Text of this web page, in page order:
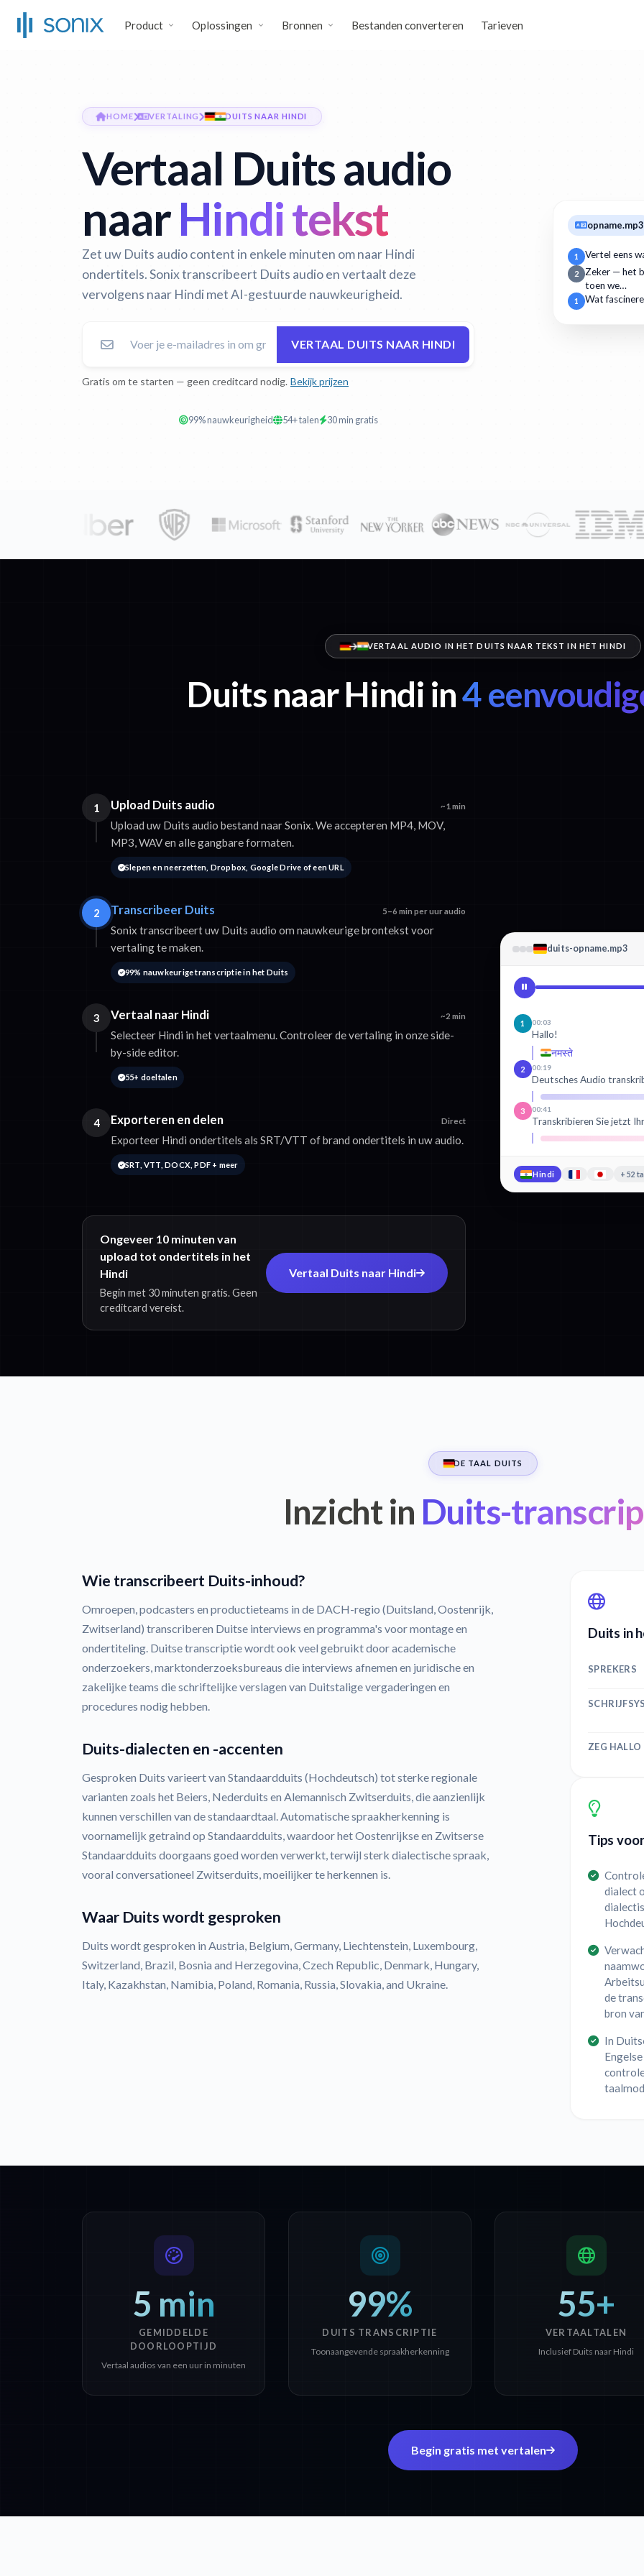
Product Oplossingen Bronnen Bestanden converteren Tarieven
HOME VERTALING DUITS NAAR HINDI
Vertaal Duits audio
naarHindi tekst
Zet uw Duits audio content in enkele minuten om naar Hindi
ondertitels. Sonix transcribeert Duits audio en vertaalt deze
vervolgens naar Hindi met AI-gestuurde nauwkeurigheid.
VERTAAL DUITS NAAR HINDI
Gratis om te starten — geen creditcard nodig. Bekijk prijzen
99% nauwkeurigheid 54+ talen 30 min gratis
opname.mp3
1 Vertel eens
2
Zeker — het
toen we…
1 Wat
VERTAAL AUDIO IN HET DUITS NAAR TEKST IN HET HINDI
Duits naar Hindi in4
1 Upload Duits audio ~1 min
Upload uw Duits audio bestand naar Sonix. We accepteren MP4, MOV,
MP3, WAV en alle gangbare formaten.
Slepen en neerzetten, Dropbox, Google Drive of een URL
2 Transcribeer Duits 5–6 min per uur audio
Sonix transcribeert uw Duits audio om nauwkeurige brontekst voor
vertaling te maken.
99% nauwkeurige transcriptie in het Duits
3 Vertaal naar Hindi ~2 min
Selecteer Hindi in het vertaalmenu. Controleer de vertaling in onze side-
by-side editor.
55+ doeltalen
4 Exporteren en delen Direct
Exporteer Hindi ondertitels als SRT/VTT of brand ondertitels in uw audio.
SRT, VTT, DOCX, PDF + meer
Ongeveer 10 minuten van
upload tot ondertitels in het
Hindi
Begin met 30 minuten gratis. Geen
creditcard vereist.
Vertaal Duits naar Hindi
duits-opname.mp3
1 00:03
Hallo!
नमस्ते
2 00:19
Deutsches Audio
3 00:41
Transkribieren Sie jetzt
Hindi +52
DE TAAL DUITS
Inzicht in Duits-
Wie transcribeert Duits-inhoud?
Omroepen, podcasters en productieteams in de DACH-regio (Duitsland, Oostenrijk,
Zwitserland) transcriberen Duitse interviews en programma's voor montage en
ondertiteling. Duitse transcriptie wordt ook veel gebruikt door academische
onderzoekers, marktonderzoeksbureaus die interviews afnemen en juridische en
zakelijke teams die schriftelijke verslagen van Duitstalige vergaderingen en
procedures nodig hebben.
Duits-dialecten en -accenten
Gesproken Duits varieert van Standaardduits (Hochdeutsch) tot sterke regionale
varianten zoals het Beiers, Nederduits en Alemannisch Zwitserduits, die aanzienlijk
kunnen verschillen van de standaardtaal. Automatische spraakherkenning is
voornamelijk getraind op Standaardduits, waardoor het Oostenrijkse en Zwitserse
Standaardduits doorgaans goed worden verwerkt, terwijl sterk dialectische spraak,
vooral conversationeel Zwitserduits, moeilijker te herkennen is.
Waar Duits wordt gesproken
Duits wordt gesproken in Austria, Belgium, Germany, Liechtenstein, Luxembourg,
Switzerland, Brazil, Bosnia and Herzegovina, Czech Republic, Denmark, Hungary,
Italy, Kazakhstan, Namibia, Poland, Romania, Russia, Slovakia, and Ukraine.
Duits in
SPREKERS
ZEG HALLO
Tips
dialect
de
bron
In
5 min
GEMIDDELDE
DOORLOOPTIJD
Vertaal audios van een uur in minuten
99%
DUITS TRANSCRIPTIE
Toonaangevende spraakherkenning
55+
VERTAALTALEN
Inclusief Duits naar Hindi
Begin gratis met vertalen